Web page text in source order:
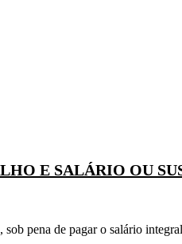
E SALÁRIO OU
pena de pagar o salário